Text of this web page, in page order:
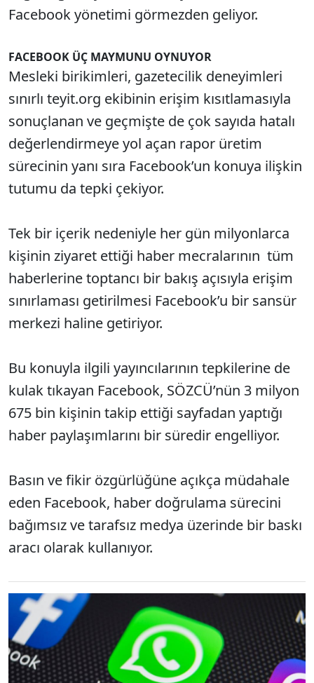
Facebook yönetimi görmezden geliyor.
FACEBOOK ÜÇ MAYMUNU OYNUYOR
Mesleki birikimleri, gazetecilik deneyimleri
sınırlı teyit.org ekibinin erişim kısıtlamasıyla
sonuçlanan ve geçmişte de çok sayıda hatalı
değerlendirmeye yol açan rapor üretim
sürecinin yanı sıra Facebook’un konuya ilişkin
tutumu da tepki çekiyor.
Tek bir içerik nedeniyle her gün milyonlarca
kişinin ziyaret ettiği haber mecralarının tüm
haberlerine toptancı bir bakış açısıyla erişim
sınırlaması getirilmesi Facebook’u bir sansür
merkezi haline getiriyor.
Bu konuyla ilgili yayıncılarının tepkilerine de
kulak tıkayan Facebook, SÖZCÜ’nün 3 milyon
675 bin kişinin takip ettiği sayfadan yaptığı
haber paylaşımlarını bir süredir engelliyor.
Basın ve fikir özgürlüğüne açıkça müdahale
eden Facebook, haber doğrulama sürecini
bağımsız ve tarafsız medya üzerinde bir baskı
aracı olarak kullanıyor.